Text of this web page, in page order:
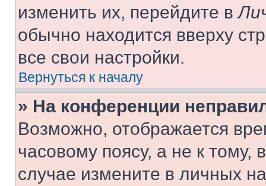
изменить их, перейдите в
обычно находится вверху
все свои настройки.
Вернуться к началу
» На конференции
Возможно, отображается
часовому поясу, а не к тому,
случае измените в личных